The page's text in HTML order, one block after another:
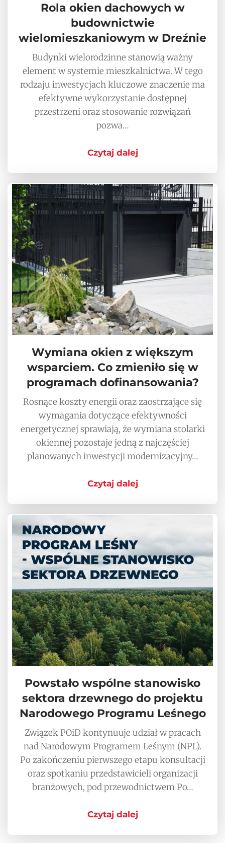
Rola okien dachowych w
budownictwie
wielomieszkaniowym w Dreźnie
Budynki wielorodzinne stanowią ważny
element w systemie mieszkalnictwa. W tego
rodzaju inwestycjach kluczowe znaczenie ma
efektywne wykorzystanie dostępnej
przestrzeni oraz stosowanie rozwiązań
pozwa…
Czytaj dalej
Wymiana okien z większym
wsparciem. Co zmieniło się w
programach dofinansowania?
Rosnące koszty energii oraz zaostrzające się
wymagania dotyczące efektywności
energetycznej sprawiają, że wymiana stolarki
okiennej pozostaje jedną z najczęściej
planowanych inwestycji modernizacyjny…
Czytaj dalej
Powstało wspólne stanowisko
sektora drzewnego do projektu
Narodowego Programu Leśnego
Związek POiD kontynuuje udział w pracach
nad Narodowym Programem Leśnym (NPL).
Po zakończeniu pierwszego etapu konsultacji
oraz spotkaniu przedstawicieli organizacji
branżowych, pod przewodnictwem Po…
Czytaj dalej